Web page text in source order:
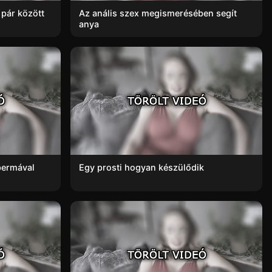
között
Az anális szex megismerésében segít
anya
Egy prosti hogyan készülődik